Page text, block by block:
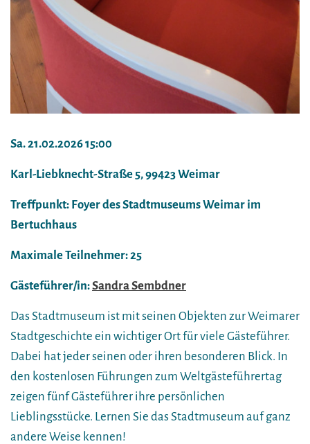
Sa. 21.02.2026 15:00
Karl-Liebknecht-Straße 5, 99423 Weimar
Treffpunkt: Foyer des Stadtmuseums Weimar im
Bertuchhaus
Maximale Teilnehmer: 25
Gästeführer/in:Sandra Sembdner
Das Stadtmuseum ist mit seinen Objekten zur Weimarer
Stadtgeschichte ein wichtiger Ort für viele Gästeführer.
Dabei hat jeder seinen oder ihren besonderen Blick. In
den kostenlosen Führungen zum Weltgästeführertag
zeigen fünf Gästeführer ihre persönlichen
Lieblingsstücke. Lernen Sie das Stadtmuseum auf ganz
andere Weise kennen!